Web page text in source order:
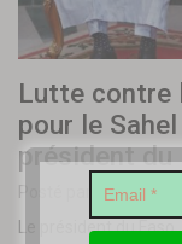
Lutte contre
pour le
président du
Lassané BA
Le président du